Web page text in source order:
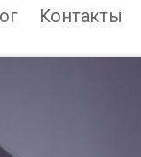
Контакты